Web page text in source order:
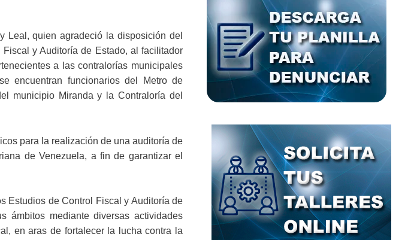
Leal, quien agradeció la disposición del
y Auditoría de Estado, al facilitador
a las contralorías municipales
encuentran funcionarios del Metro de
municipio Miranda y la Contraloría del
para la realización de una auditoría de
de Venezuela, a fin de garantizar el
Estudios de Control Fiscal y Auditoría de
ámbitos mediante diversas actividades
en aras de fortalecer la lucha contra la